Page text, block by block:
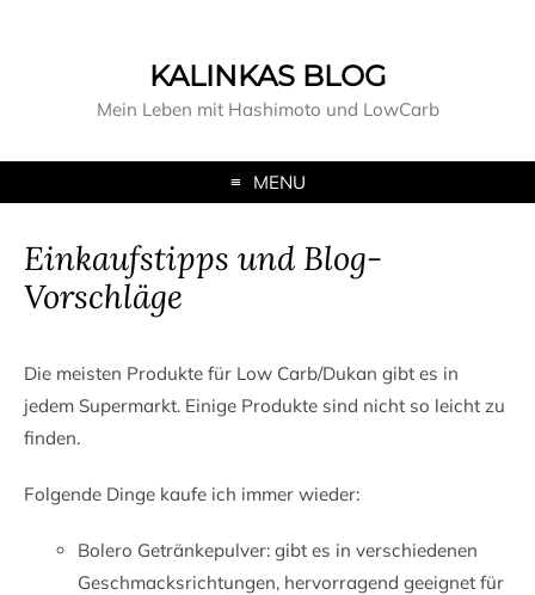
KALINKAS BLOG
Mein Leben mit Hashimoto und LowCarb
MENU
Einkaufstipps und Blog-
Vorschläge
Die meisten Produkte für Low Carb/Dukan gibt es in
jedem Supermarkt. Einige Produkte sind nicht so leicht zu
finden.
Folgende Dinge kaufe ich immer wieder:
Bolero Getränkepulver: gibt es in verschiedenen
Geschmacksrichtungen, hervorragend geeignet für